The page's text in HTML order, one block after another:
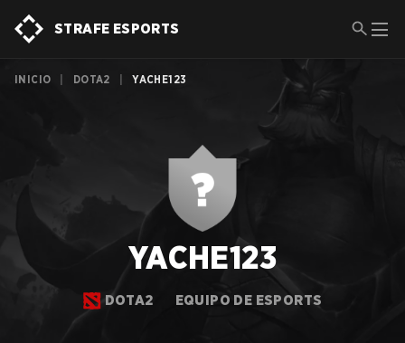
STRAFE ESPORTS
INICIO DOTA2 YACHE123
YACHE123
DOTA2 EQUIPO DE ESPORTS